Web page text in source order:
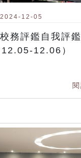
2024-12-05
務評鑑自我評
12.06）